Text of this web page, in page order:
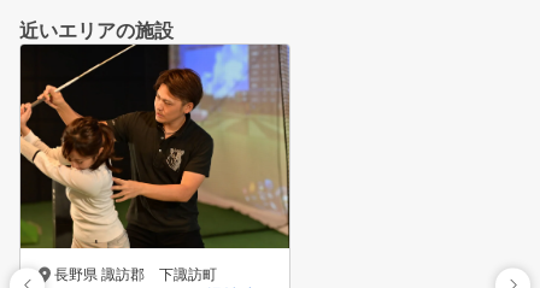
近いエリアの施設
長野県 諏訪郡 下諏訪町